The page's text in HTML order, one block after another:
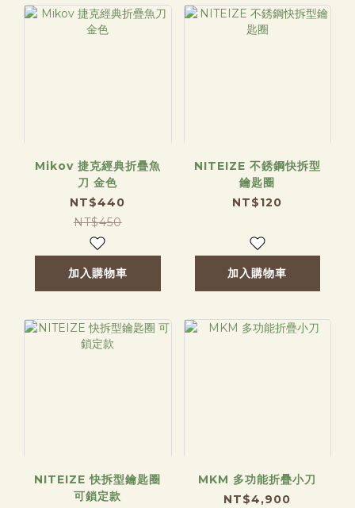
Mikov 捷克經典折疊魚
刀 金色
NT$440
NT$450
加入購物車
NITEIZE 不銹鋼快拆型
鑰匙圈
NT$120
加入購物車
NITEIZE 快拆型鑰匙圈
可鎖定款
MKM 多功能折疊小刀
NT$4,900